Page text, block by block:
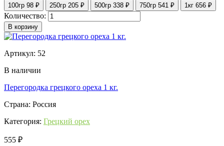
100гр 98 ₽ 250гр 205 ₽ 500гр 338 ₽ 750гр 541 ₽ 1кг 656 ₽
Количество:
В корзину
Артикул: 52
В наличии
Перегородка грецкого ореха 1 кг.
Страна: Россия
Категория: Грецкий орех
555 ₽